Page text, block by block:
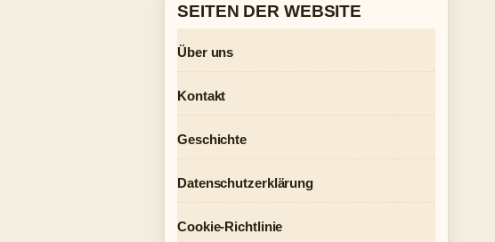
SEITEN DER WEBSITE
Über uns
Kontakt
Geschichte
Datenschutzerklärung
Cookie-Richtlinie